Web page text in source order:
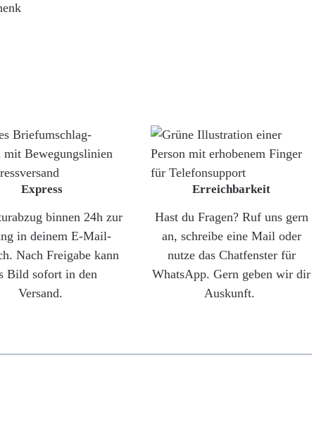
Express
binnen 24h zur
in deinem E-Mail-
Nach Freigabe kann
Bild sofort in den
Versand.
Erreichbarkeit
Hast du Fragen? Ruf uns gern
an, schreibe eine Mail oder
nutze das Chatfenster für
WhatsApp. Gern geben wir dir
Auskunft.